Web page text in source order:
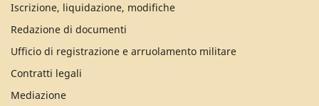
Iscrizione, liquidazione, modifiche
Redazione di documenti
Ufficio di registrazione e arruolamento militare
Contratti legali
Mediazione